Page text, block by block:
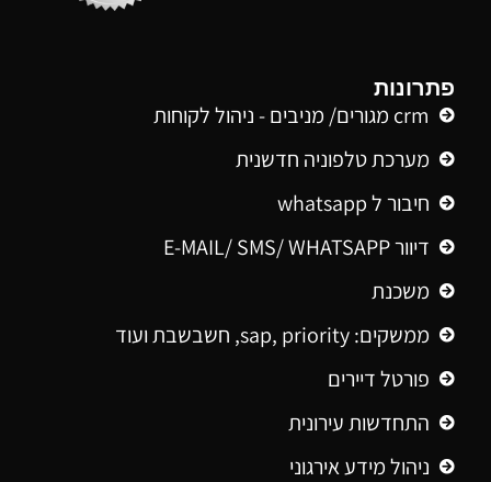
פתרונות
crm מגורים/ מניבים - ניהול לקוחות
מערכת טלפוניה חדשנית
חיבור ל whatsapp
דיוור E-MAIL/ SMS/ WHATSAPP
משכנת
ממשקים: sap, priority, חשבשבת ועוד
פורטל דיירים
התחדשות עירונית
ניהול מידע אירגוני